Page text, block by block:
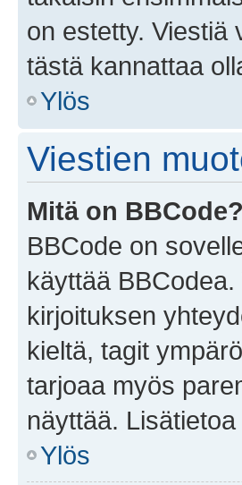
on estetty. Viestiä
tästä kannattaa
Ylös
Viestien
Mitä on BBCode?
BBCode on
käyttää
kirjoituksen
kieltä, tagit
tarjoaa myös
näyttää.
Ylös